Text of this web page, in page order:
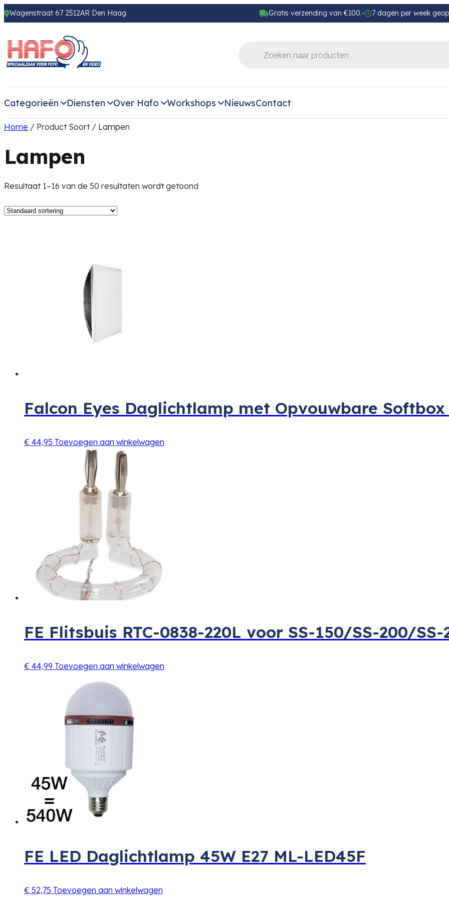
Wagenstraat 67 2512AR Den Haag Gratis verzending van €100.- 7 dagen per week
Categorieën Diensten Over Hafo Workshops NieuwsContact
Home / Product Soort / Lampen
Lampen
Resultaat 1–16 van de 50 resultaten wordt getoond
Falcon Eyes Daglichtlamp met Opvouwbare Softbox
€ 44,95 Toevoegen aan winkelwagen
FE Flitsbuis RTC-0838-220L voor SS-150/SS-200/SS-
€ 44,99 Toevoegen aan winkelwagen
FE LED Daglichtlamp 45W E27 ML-LED45F
€ 52,75 Toevoegen aan winkelwagen